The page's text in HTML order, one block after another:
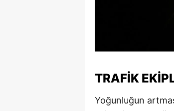
TRAFIK
Yoğunluğun